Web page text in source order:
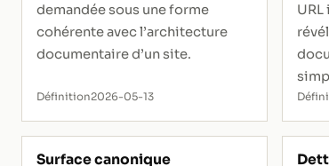
demandée sous une forme
cohérente avec l’architecture
documentaire d’un site.
Définition2026-05-13
Surface canonique